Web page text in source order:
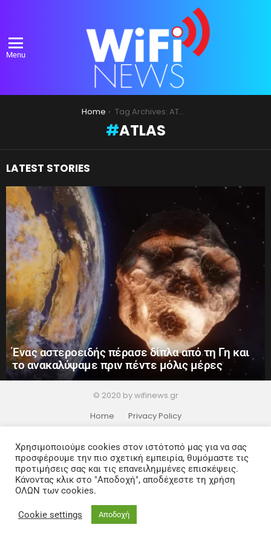
Menu
Home Tag Archives: ATLAS
ATLAS
LATEST STORIES
Ένας αστεροειδής πέρασε δίπλα από τη Γη και
το ανακαλύψαμε πριν πέντε μόλις μέρες
© 2020 by wifinews.gr
Home
Privacy Policy
Χρησιμοποιούμε cookies στον ιστότοπό μας για να σας
προσφέρουμε την πιο σχετική εμπειρία, θυμόμαστε τις
προτιμήσεις σας και τις επανειλημμένες επισκέψεις.
Κάνοντας κλικ στο "Αποδοχή", αποδέχεστε τη χρήση
ΟΛΩΝ των cookies.
Cookie settings Αποδοχή